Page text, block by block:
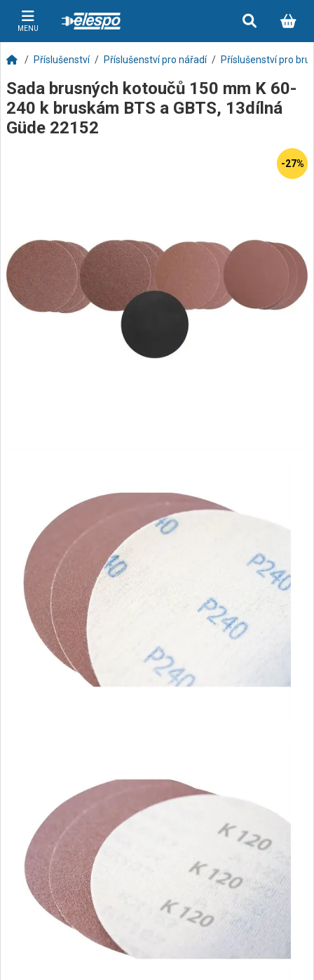
MENU
Příslušenství Příslušenství pro nářadí Příslušenství pro
Sada brusných kotoučů 150 mm K 60-
240 k bruskám BTS a GBTS, 13dílná
Güde 22152
-27%